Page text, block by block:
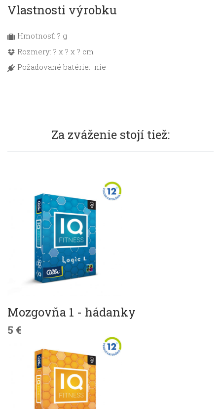
Vlastnosti výrobku
Hmotnosť: ? g
Rozmery: ? x ? x ? cm
Požadované batérie: nie
Za zváženie stojí tiež:
Mozgovňa 1 - hádanky
5 €